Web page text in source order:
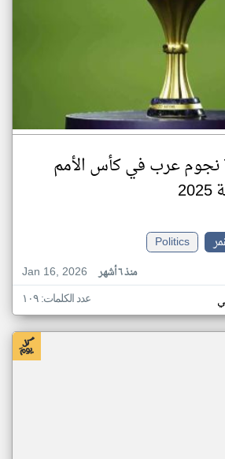
أفضل 7 نجوم عرب في كأس الأمم
Politics
Jan 16, 2026
منذ ٦ أشهر
عدد الكلمات: ١٠٩